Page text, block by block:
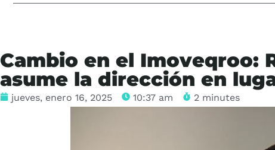
Cambio en el Imoveqroo:
asume la dirección en
jueves, enero 16, 2025 10:37 am 2 minutes